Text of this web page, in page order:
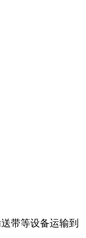
带等设备运输到